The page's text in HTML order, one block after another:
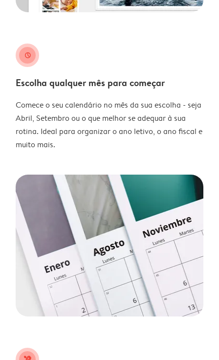
clock
Escolha qualquer mês para começar
Comece o seu calendário no mês da sua escolha - seja
Abril, Setembro ou o que melhor se adequar à sua
rotina. Ideal para organizar o ano letivo, o ano fiscal e
muito mais.